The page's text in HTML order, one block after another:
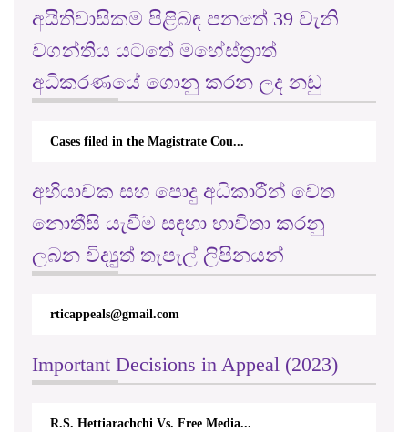
අයිතිවාසිකම පිළිබඳ පනතේ 39 වැනි
වගන්තිය යටතේ මහේස්ත්‍රාත්
අධිකරණයේ ගොනු කරන ලද නඩු
Cases filed in the Magistrate Cou...
අභියාචක සහ පොදු අධිකාරීන් වෙත
නොතීසි යැවීම සඳහා භාවිතා කරනු
ලබන විද්‍යුත් තැපැල් ලිපිනයන්
rticappeals@gmail.com
Important Decisions in Appeal (2023)
R.S. Hettiarachchi Vs. Free Media...